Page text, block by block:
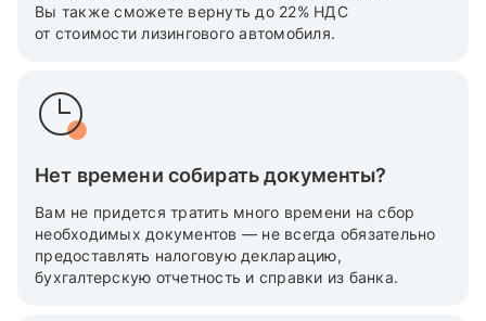
Вы также cможете вернуть до 22% НДС
от стоимости лизингового автомобиля.
Нет времени собирать документы?
Вам не придется тратить много времени на сбор
необходимых документов — не всегда обязательно
предоставлять налоговую декларацию,
бухгалтерскую отчетность и справки из банка.